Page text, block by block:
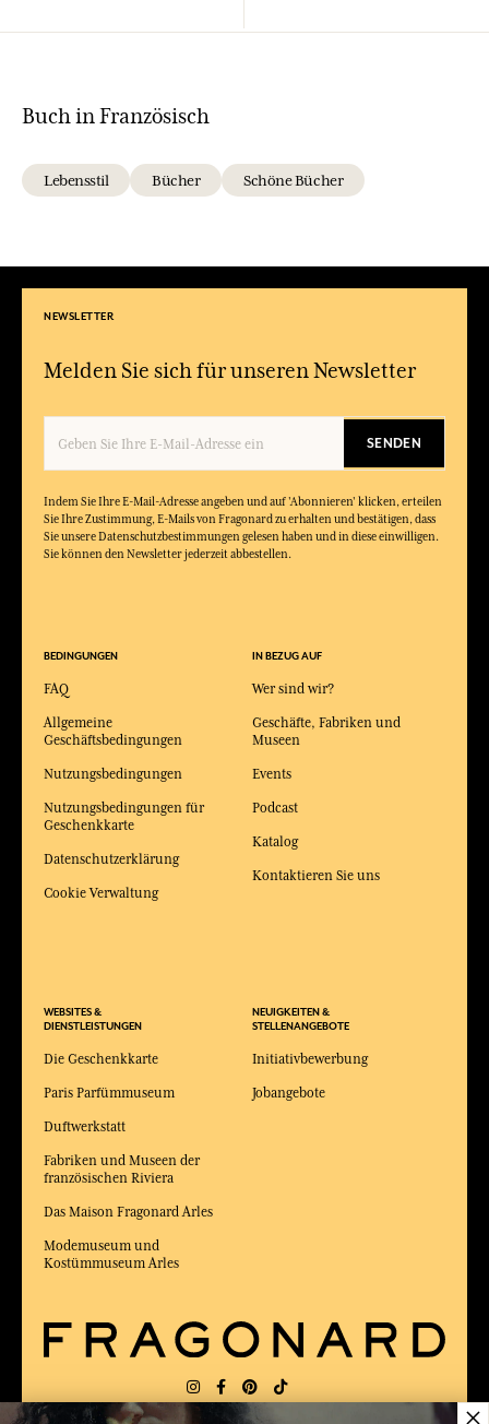
Buch in Französisch
Lebensstil Bücher Schöne Bücher
NEWSLETTER
Melden Sie sich für unseren Newsletter
SENDEN
Indem Sie Ihre E-Mail-Adresse angeben und auf 'Abonnieren' klicken, erteilen
Sie Ihre Zustimmung, E-Mails von Fragonard zu erhalten und bestätigen, dass
Sie unsere Datenschutzbestimmungen gelesen haben und in diese einwilligen.
Sie können den Newsletter jederzeit abbestellen.
BEDINGUNGEN
FAQ
Allgemeine
Geschäftsbedingungen
Nutzungsbedingungen
Nutzungsbedingungen für
Geschenkkarte
Datenschutzerklärung
Cookie Verwaltung
WEBSITES &
DIENSTLEISTUNGEN
Die Geschenkkarte
Paris Parfümmuseum
Duftwerkstatt
Fabriken und Museen der
französischen Riviera
Das Maison Fragonard Arles
Modemuseum und
Kostümmuseum Arles
IN BEZUG AUF
Wer sind wir?
Geschäfte, Fabriken und
Museen
Events
Podcast
Katalog
Kontaktieren Sie uns
NEUIGKEITEN &
STELLENANGEBOTE
Initiativbewerbung
Jobangebote